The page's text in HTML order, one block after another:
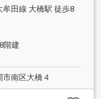
今宿郵便局・・・
今宿東二丁目
キョウ今宿
牟田線 大橋駅 徒歩8
階建
市南区大橋４